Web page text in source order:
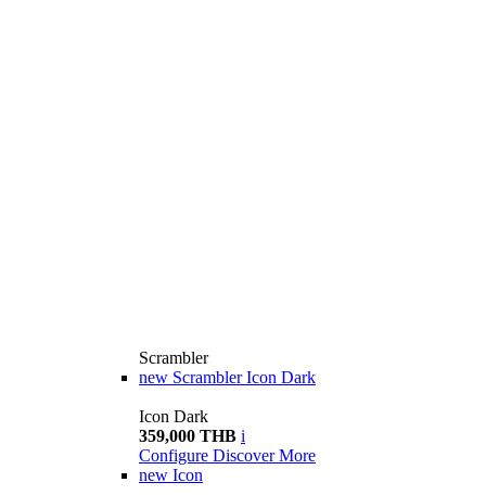
Scrambler
new Scrambler Icon Dark
Icon Dark
359,000 THB i
Configure Discover More
new Icon